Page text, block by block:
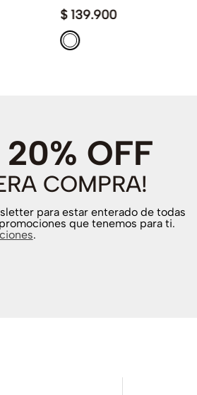
$ 139.900
20% OFF
COMPRA!
para estar enterado de todas
que tenemos para ti.
.